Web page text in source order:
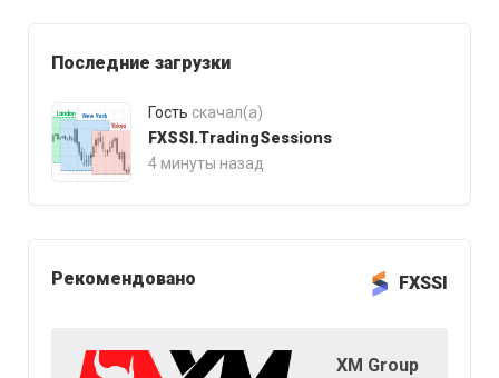
Последние загрузки
Гость скачал(а)
FXSSI.TradingSessions
4 минуты назад
Рекомендовано FXSSI
XM Group